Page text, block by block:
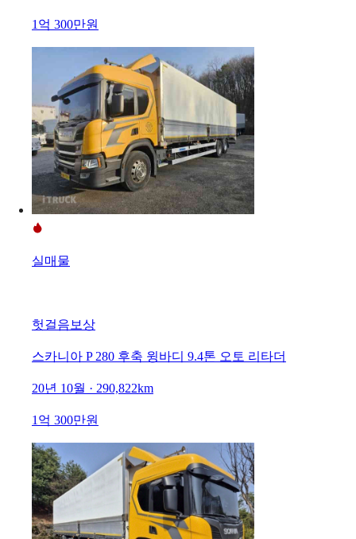
1억 300만원
실매물
헛걸음보상
스카니아 P 280 후축 윙바디 9.4톤 오토 리타더
20년 10월 · 290,822km
1억 300만원